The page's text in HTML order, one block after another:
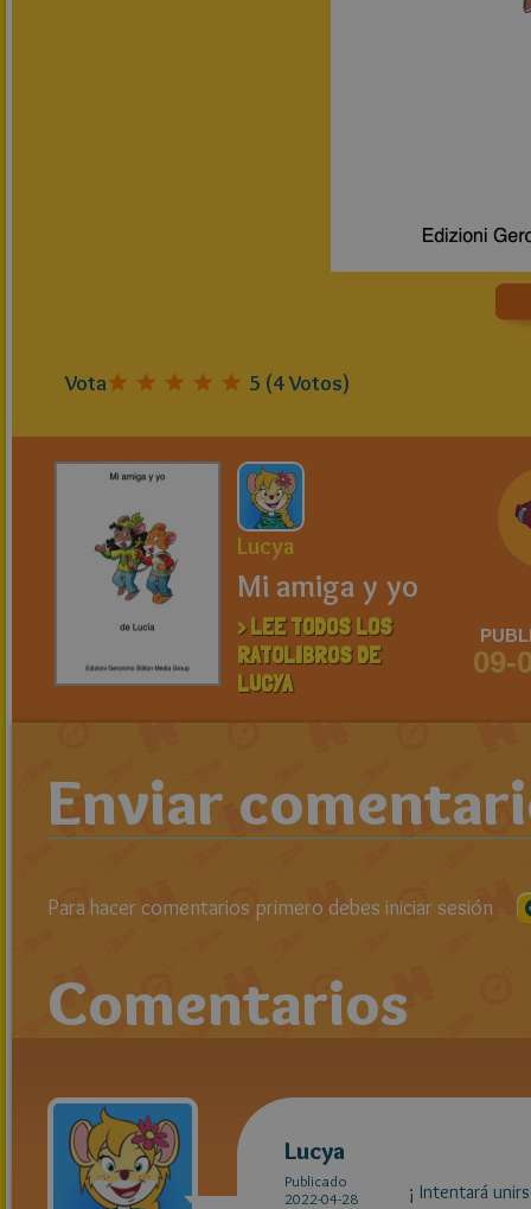
Vota 5 (4Votos)
Lucya
Mi amiga y yo
> LEE TODOS LOS
RATOLIBROS DE
LUCYA
09-
Enviar
Para hacer comentarios primero debes iniciar sesión
Comentarios
Lucya
Publicado
2022-04-28
¡ Intentará